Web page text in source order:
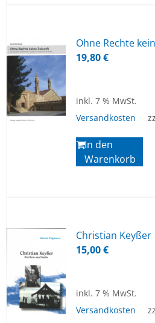
Ohne Rech­te
19,80€
inkl. 7 % MwSt.
Versandkosten
In den
Warenkorb
Chris­ti­an Key­ßer
15,00€
inkl. 7 % MwSt.
Versandkosten